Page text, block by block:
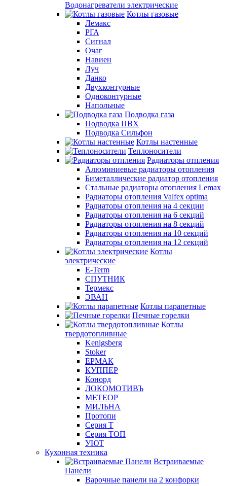
Водонагреватели электрические
Котлы газовые
Лемакс
РГА
Сигнал
Очаг
Навиен
Луч
Данко
Двухконтурные
Одноконтурные
Напольные
Подводка газа
Подводка ПВХ
Подводка Сильфон
Котлы настенные
Теплоносители
Радиаторы отпления
Алюминиевые радиаторы отопления
Биметаллические радиатор отопления
Стальные радиаторы отопления Lemax
Радиаторы отопления Valfex optima
Радиаторы отопления на 4 секции
Радиаторы отопления на 6 секций
Радиаторы отопления на 8 секций
Радиаторы отопления на 10 секций
Радиаторы отопления на 12 секций
Котлы
электрические
E-Term
СПУТНИК
Термекс
ЭВАН
Котлы парапетные
Печные горелки
Котлы
твердотопливные
Kenigsberg
Stoker
ЕРМАК
КУППЕР
Конорд
ЛОКОМОТИВЪ
МЕТЕОР
МИЛЬНА
Протопи
Серия Т
Серия ТОП
УЮТ
Кухонная техника
Встраиваемые
Панели
Варочные панели на 2 конфорки